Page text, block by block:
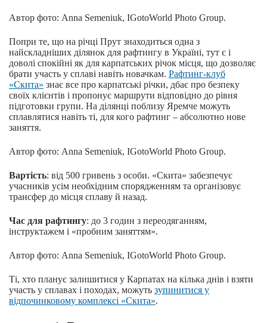
Автор фото: Anna Semeniuk, IGotoWorld Photo Group.
Попри те, що на річці Прут знаходиться одна з
найскладніших ділянок для рафтингу в Україні, тут є і
доволі спокійні як для карпатських річок місця, що дозволяє
брати участь у сплаві навіть новачкам. Рафтинг-клуб
«Скита» знає все про карпатські річки, дбає про безпеку
своїх клієнтів і пропонує маршрути відповідно до рівня
підготовки групи. На ділянці поблизу Яремче можуть
сплавлятися навіть ті, для кого рафтинг – абсолютно нове
заняття.
Автор фото: Anna Semeniuk, IGotoWorld Photo Group.
Вартість: від 500 гривень з особи. «Скита» забезпечує
учасників усім необхідним спорядженням та організовує
трансфер до місця сплаву й назад.
Час для рафтингу: до 3 годин з переодяганням,
інструктажем і «пробним заняттям».
Автор фото: Anna Semeniuk, IGotoWorld Photo Group.
Ті, хто планує залишитися у Карпатах на кілька днів і взяти
участь у сплавах і походах, можуть зупинитися у
відпочинковому комплексі «Скита».